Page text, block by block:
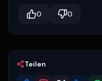
0 0
Teilen